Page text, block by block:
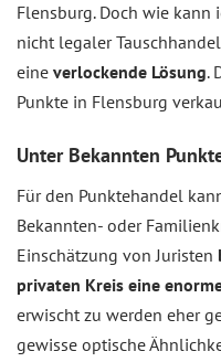
Flensburg. Doch wie kann
nicht legaler
eine verlockende Lösung.
Punkte in Flensburg
Unter Bekannten
Für den Punktehandel
Bekannten- oder
Einschätzung von Juristen
privaten Kreis eine
erwischt zu werden eher
gewisse optische